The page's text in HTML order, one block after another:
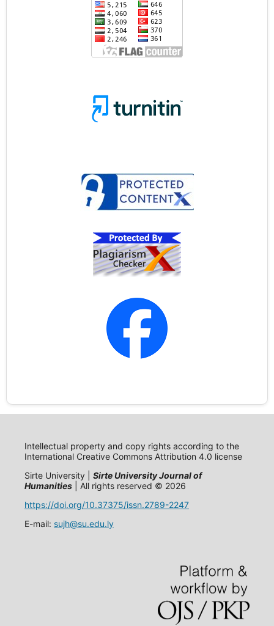
Intellectual property and copy rights according to the
International Creative Commons Attribution 4.0 license
Sirte University | Sirte University Journal of
Humanities| All rights reserved © 2026
https://doi.org/10.37375/issn.2789-2247
E-mail: sujh@su.edu.ly